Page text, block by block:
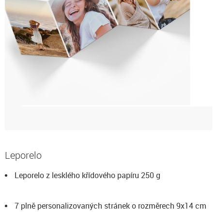
Leporelo
Leporelo z lesklého křídového papíru 250 g
7 plně personalizovaných stránek o rozměrech 9x14 cm